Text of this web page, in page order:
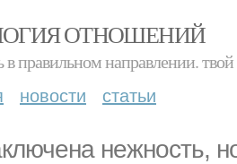
ОТНОШЕНИЙ
в правильном направлении.
новости статьи
нежность,